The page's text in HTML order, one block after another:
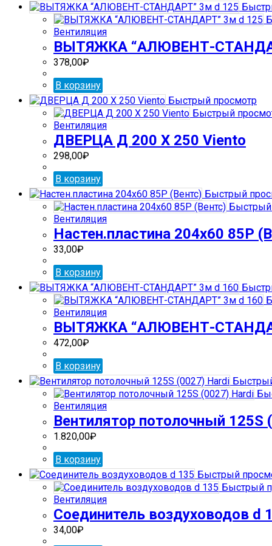
Вентиляция
ВЫТЯЖКА “АЛЮВЕНТ-
378,00₽
В корзину
Быстрый просмотр
Быстрый
Вентиляция
ДВЕРЦА Д 200 Х 250 Viento
298,00₽
В корзину
Быстрый
Быстрый
Вентиляция
Настен.пластина 204х60 85Р
33,00₽
В корзину
Вентиляция
ВЫТЯЖКА “АЛЮВЕНТ-
472,00₽
В корзину
Вентиляция
Вентилятор потолочный 125S
1.820,00₽
В корзину
Быстрый
Быстрый
Вентиляция
Соединитель воздуховодов d
34,00₽